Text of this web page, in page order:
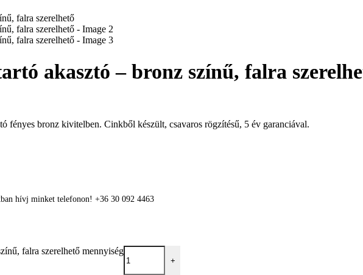
akasztó – bronz színű, falra
fényes bronz kivitelben. Cinkből készült, csavaros rögzítésű, 5 év garanciával.
hívj minket telefonon! +36 30 092 4463
falra szerelhető mennyiség
+